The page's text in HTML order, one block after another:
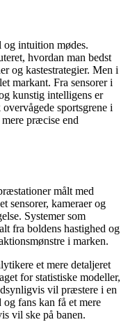
intuition mødes.
hvordan man bedst
og kastestrategier. Men i
markant. Fra sensorer i
kunstig intelligens er
sportsgrene i
præcise end
målt med
sensorer, kameraer og
Systemer som
fra boldens hastighed og
i marken.
et mere detaljeret
for statistiske modeller,
vil præstere i en
fans kan få et mere
vil ske på banen.